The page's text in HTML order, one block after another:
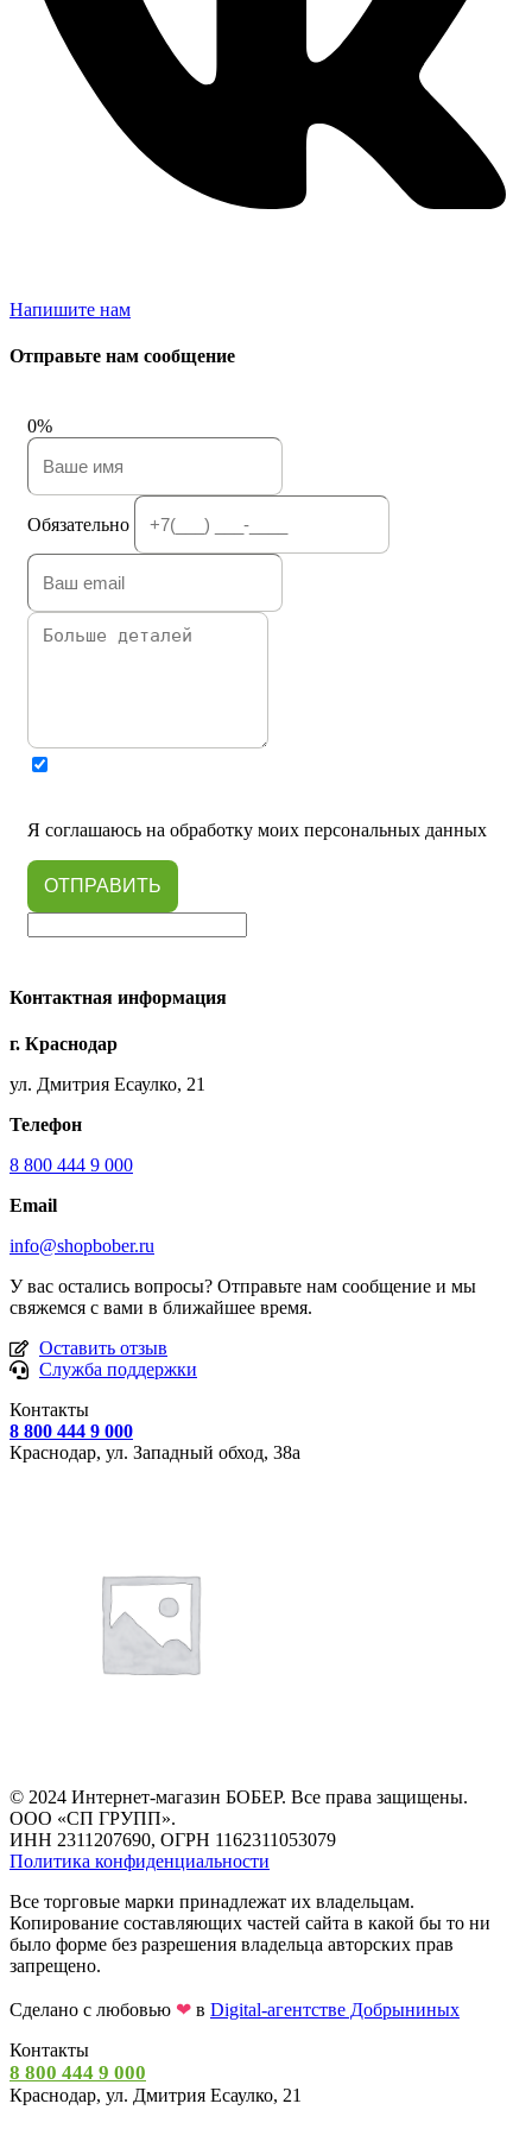
Напишите нам
Отправьте нам сообщение
0%
Обязательно
Я соглашаюсь на обработку моих персональных данных
ОТПРАВИТЬ
Контактная информация
г. Краснодар
ул. Дмитрия Есаулко, 21
Телефон
8 800 444 9 000
Email
info@shopbober.ru
У вас остались вопросы? Отправьте нам сообщение и мы
свяжемся с вами в ближайшее время.
Оставить отзыв
Служба поддержки
Контакты
8 800 444 9 000
Краснодар, ул. Западный обход, 38а
© 2024 Интернет-магазин БОБЕР. Все права защищены.
ООО «СП ГРУПП».
ИНН 2311207690, ОГРН 1162311053079
Политика конфиденциальности
Все торговые марки принадлежат их владельцам.
Копирование составляющих частей сайта в какой бы то ни
было форме без разрешения владельца авторских прав
запрещено.
Сделано с любовью ❤ в Digital-агентстве Добрыниных
Контакты
8 800 444 9 000
Краснодар, ул. Дмитрия Есаулко, 21